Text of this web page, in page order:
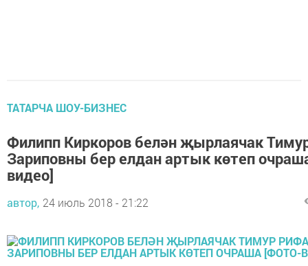
ТАТАРЧА ШОУ-БИЗНЕС
Филипп Киркоров белән җырлаячак
Зариповны бер елдан артык көтеп
видео]
автор, 24 июль 2018 - 21:22